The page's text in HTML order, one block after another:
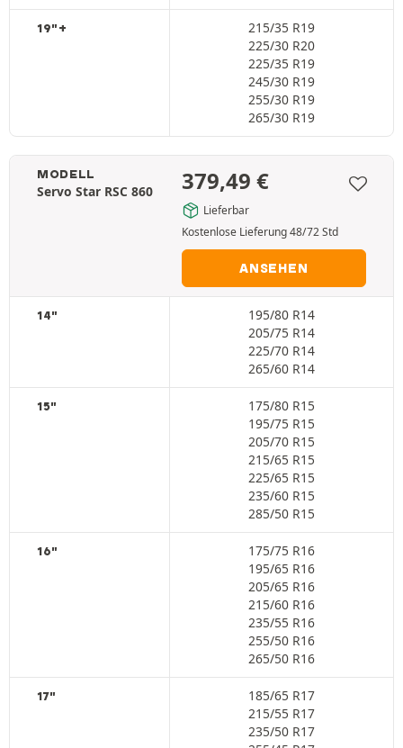
19"+
215/35 R19
225/30 R20
225/35 R19
245/30 R19
255/30 R19
265/30 R19
MODELL
Servo Star RSC 860 379,49 €
Lieferbar
Kostenlose Lieferung 48/72 Std
ANSEHEN
14"
195/80 R14
205/75 R14
225/70 R14
265/60 R14
15"
175/80 R15
195/75 R15
205/70 R15
215/65 R15
225/65 R15
235/60 R15
285/50 R15
16"
175/75 R16
195/65 R16
205/65 R16
215/60 R16
235/55 R16
255/50 R16
265/50 R16
17"
185/65 R17
215/55 R17
235/50 R17